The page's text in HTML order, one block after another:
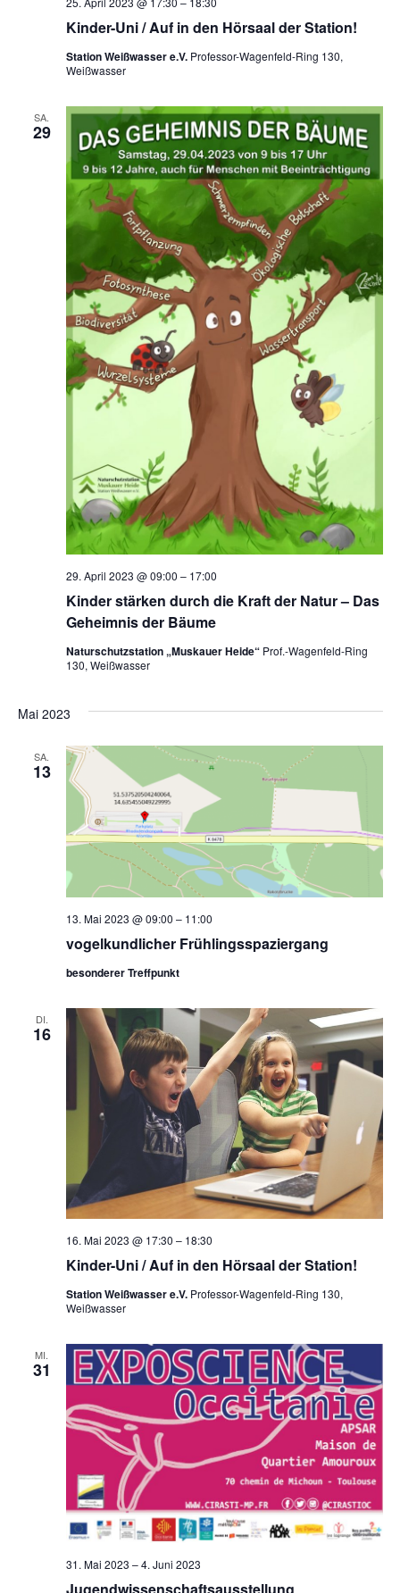
Kinder-Uni / Auf in den Hörsaal der Station!
Station Weißwasser e.V. Professor-Wagenfeld-Ring 130,
Weißwasser
SA.
29
Kinder stärken durch die Kraft der Natur – Das
Geheimnis der Bäume
29. April 2023 @ 09:00 – 17:00
Naturschutzstation „Muskauer Heide“ Prof.-Wagenfeld-Ring
130, Weißwasser
Mai 2023
SA.
13
vogelkundlicher Frühlingsspaziergang
13. Mai 2023 @ 09:00 – 11:00
besonderer Treffpunkt
DI.
16
Kinder-Uni / Auf in den Hörsaal der Station!
16. Mai 2023 @ 17:30 – 18:30
Station Weißwasser e.V. Professor-Wagenfeld-Ring 130,
Weißwasser
MI.
31
31. Mai 2023 –4. Juni 2023